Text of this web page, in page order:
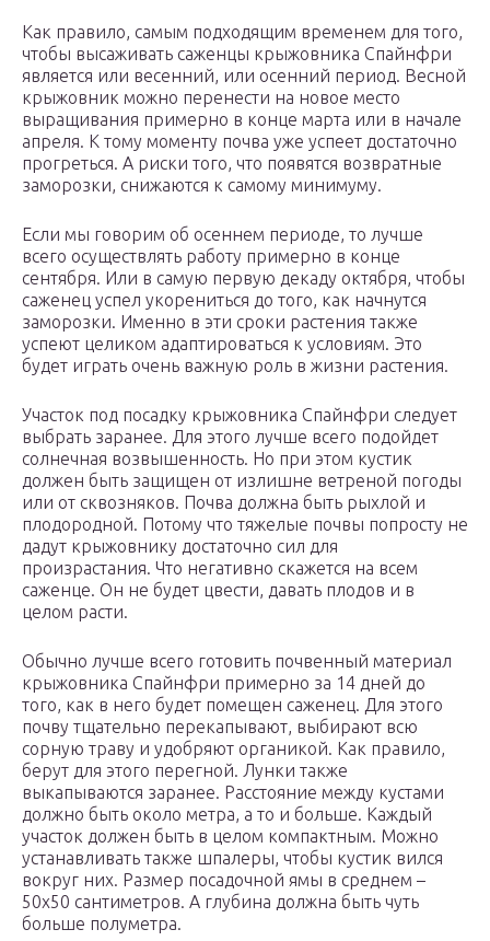
Как правило, самым подходящим временем для того,
чтобы высаживать саженцы крыжовника Спайнфри
является или весенний, или осенний период. Весной
крыжовник можно перенести на новое место
выращивания примерно в конце марта или в начале
апреля. К тому моменту почва уже успеет достаточно
прогреться. А риски того, что появятся возвратные
заморозки, снижаются к самому минимуму.
Если мы говорим об осеннем периоде, то лучше
всего осуществлять работу примерно в конце
сентября. Или в самую первую декаду октября, чтобы
саженец успел укорениться до того, как начнутся
заморозки. Именно в эти сроки растения также
успеют целиком адаптироваться к условиям. Это
будет играть очень важную роль в жизни растения.
Участок под посадку крыжовника Спайнфри следует
выбрать заранее. Для этого лучше всего подойдет
солнечная возвышенность. Но при этом кустик
должен быть защищен от излишне ветреной погоды
или от сквозняков. Почва должна быть рыхлой и
плодородной. Потому что тяжелые почвы попросту не
дадут крыжовнику достаточно сил для
произрастания. Что негативно скажется на всем
саженце. Он не будет цвести, давать плодов и в
целом расти.
Обычно лучше всего готовить почвенный материал
крыжовника Спайнфри примерно за 14 дней до
того, как в него будет помещен саженец. Для этого
почву тщательно перекапывают, выбирают всю
сорную траву и удобряют органикой. Как правило,
берут для этого перегной. Лунки также
выкапываются заранее. Расстояние между кустами
должно быть около метра, а то и больше. Каждый
участок должен быть в целом компактным. Можно
устанавливать также шпалеры, чтобы кустик вился
вокруг них. Размер посадочной ямы в среднем –
50х50 сантиметров. А глубина должна быть чуть
больше полуметра.